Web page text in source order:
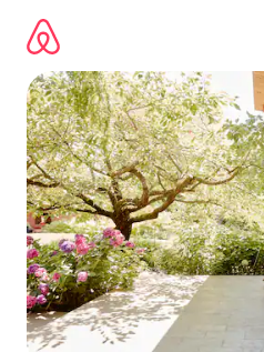
kwenda
kwenye
maudhui